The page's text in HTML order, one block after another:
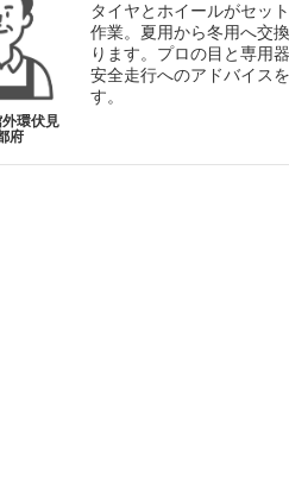
環伏見
府
タイヤとホイールがセッ
作業。夏用から冬用へ交
ります。プロの目と専用
安全走行へのアドバイス
す。